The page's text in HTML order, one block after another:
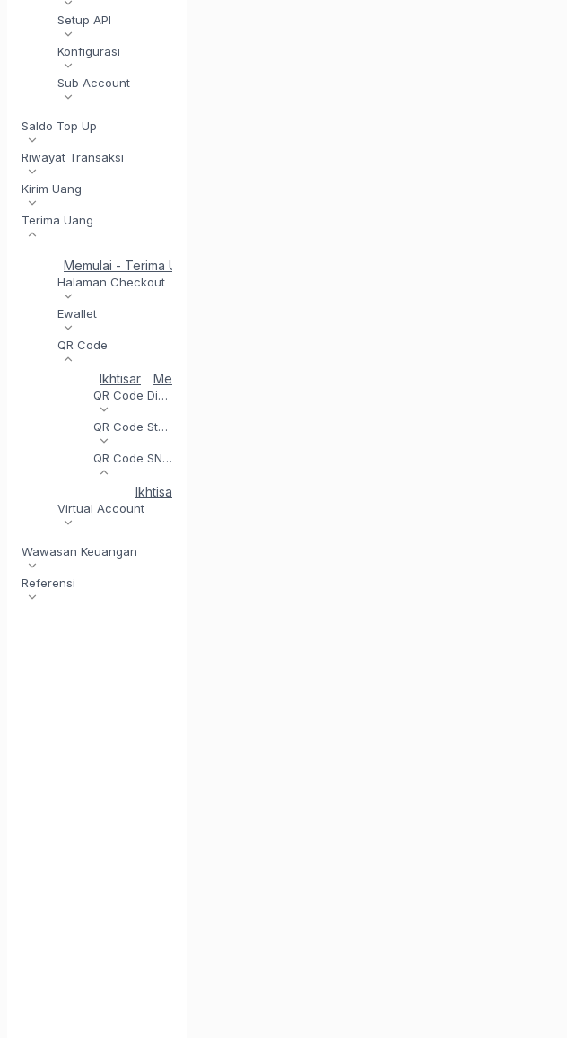
Setup API
Konfigurasi
Sub Account
Saldo Top Up
Riwayat Transaksi
Kirim Uang
Terima Uang
Memulai - Terima Uang
Halaman Checkout
Ewallet
QR Code
Ikhtisar Mendaftar untuk QR Code
QR Code Dinamis
QR Code Statis
QR Code SNAP
Ikhtisar
Virtual Account
Wawasan Keuangan
Referensi